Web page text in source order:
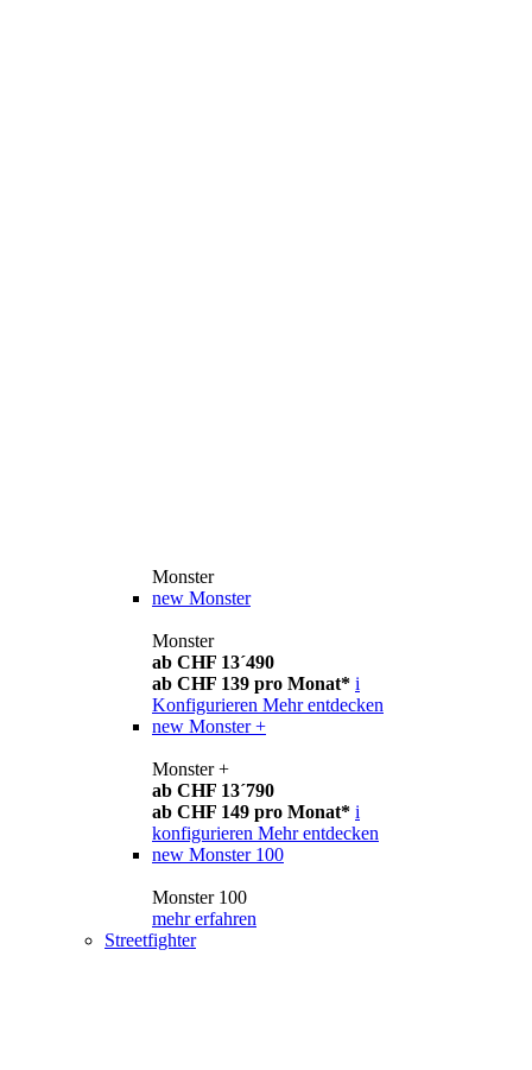
Monster
new Monster
Monster
ab CHF 13´490
ab CHF 139 pro Monat* i
Konfigurieren Mehr entdecken
new Monster +
Monster +
ab CHF 13´790
ab CHF 149 pro Monat* i
konfigurieren Mehr entdecken
new Monster 100
Monster 100
mehr erfahren
Streetfighter